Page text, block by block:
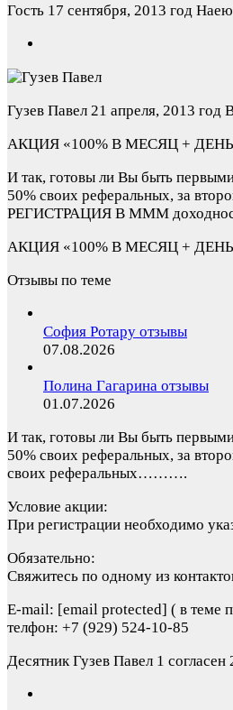
Гость 17 сентября, 2013 год
Гузев Павел 21 апреля, 2013 год
АКЦИЯ «100% В МЕСЯЦ +
И так, готовы ли Вы быть
50% своих реферальных, за
РЕГИСТРАЦИЯ В МММ
АКЦИЯ «100% В МЕСЯЦ +
Отзывы по теме
София Ротару отзывы
07.08.2026
Полина Гагарина отзывы
01.07.2026
И так, готовы ли Вы быть
50% своих реферальных, за
своих реферальных……….
Условие акции:
При регистрации необходимо
Обязательно:
Свяжитесь по одному из
E-mail: [email protected] ( в теме
телфон: +7 (929) 524-10-85
Десятник Гузев Павел 1 согласен